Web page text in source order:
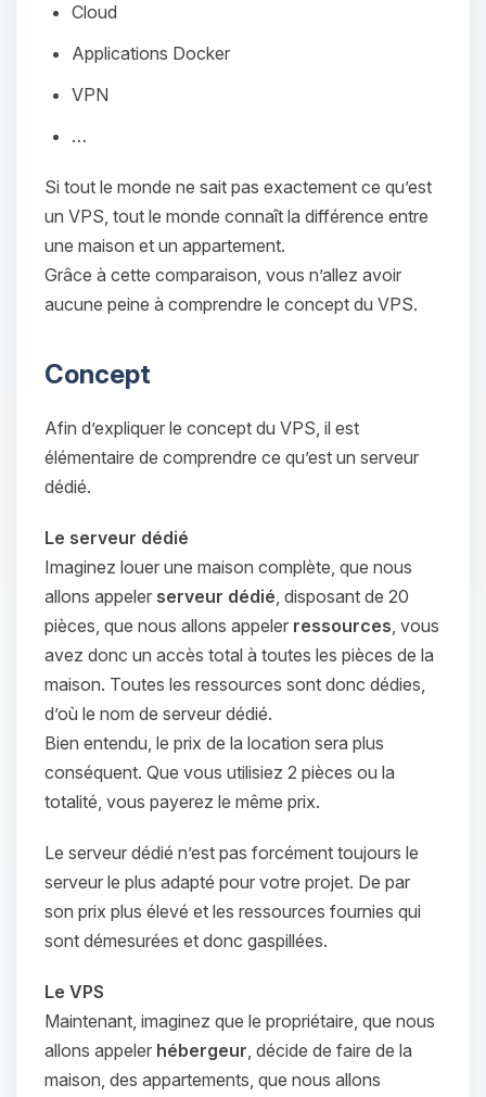
Cloud
Applications Docker
VPN
…
Si tout le monde ne sait pas exactement ce qu’est
un VPS, tout le monde connaît la différence entre
une maison et un appartement.
Grâce à cette comparaison, vous n’allez avoir
aucune peine à comprendre le concept du VPS.
Concept
Afin d’expliquer le concept du VPS, il est
élémentaire de comprendre ce qu’est un serveur
dédié.
Le serveur dédié
Imaginez louer une maison complète, que nous
allons appeler serveur dédié, disposant de 20
pièces, que nous allons appeler ressources, vous
avez donc un accès total à toutes les pièces de la
maison. Toutes les ressources sont donc dédies,
d’où le nom de serveur dédié.
Bien entendu, le prix de la location sera plus
conséquent. Que vous utilisiez 2 pièces ou la
totalité, vous payerez le même prix.
Le serveur dédié n’est pas forcément toujours le
serveur le plus adapté pour votre projet. De par
son prix plus élevé et les ressources fournies qui
sont démesurées et donc gaspillées.
Le VPS
Maintenant, imaginez que le propriétaire, que nous
allons appeler hébergeur, décide de faire de la
maison, des appartements, que nous allons